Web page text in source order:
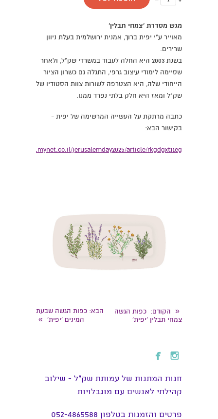
אחד
אחד
מגש מסדרת 'צמחי תבלין'
מאוייר ע"י יפית ברוך, אמנית ירושלמית בעלת ניוון
שרירים.
בשנת 2003 היא החלה לעבוד במשרדי שק"ל, ולאחר
שסיימה לימודי עיצוב גרפי, התגלה גם כשרון הציור
הייחודי שלה, היא הצטרפה לשורות צוות הסטודיו של
שק"ל ומאז היא חלק בלתי נפרד ממנו.
כתבה מרתקת על העשייה המרשימה של יפית -
בקישור הבא:
jerusalem.mynet.co.il/jerusalemday2025/article/rkgdgxt11eg
« הקודם: כפות הגשה
צמחי תבלין 'יפית'
הבא: כפות הגשה שבעת
המינים 'יפית' »
 
חנות המתנות של עמותת שק״ל - שילוב
קהילתי לאנשים עם מוגבלויות
פרטים והזמנות בטלפון 052-4865588